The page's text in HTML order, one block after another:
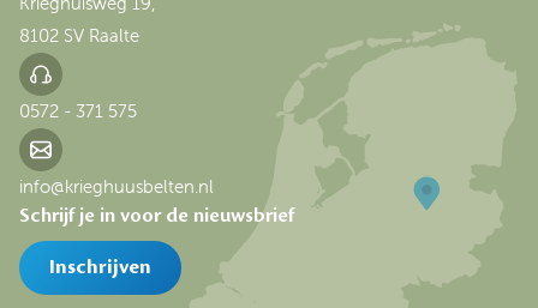
Schrijf je in voor de nieuwsbrief
Inschrijven
8102 SV Raalte
0572 - 371 575
info@krieghuusbelten.nl